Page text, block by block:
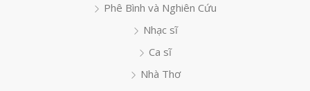
Phê Bình và Nghiên Cứu
Nhạc sĩ
Ca sĩ
Nhà Thơ